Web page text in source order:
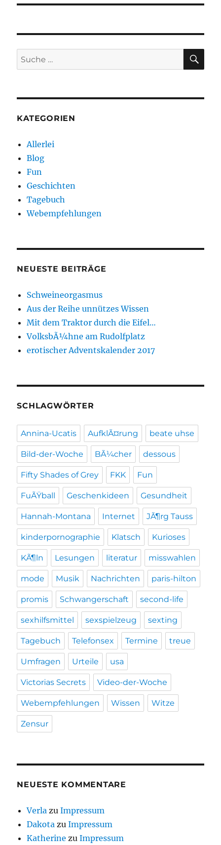
Suche
nach:
KATEGORIEN
Allerlei
Blog
Fun
Geschichten
Tagebuch
Webempfehlungen
NEUESTE BEITRÄGE
Schweineorgasmus
Aus der Reihe unnützes Wissen
Mit dem Traktor durch die Eifel…
VolksbÃ¼hne am Rudolfplatz
erotischer Adventskalender 2017
SCHLAGWÖRTER
Annina-Ucatis AufklÃ¤rung beate uhse
Bild-der-Woche BÃ¼cher dessous
Fifty Shades of Grey FKK Fun
FuÃŸball Geschenkideen Gesundheit
Hannah-Montana Internet JÃ¶rg Tauss
kinderpornographie Klatsch Kurioses
KÃ¶ln Lesungen literatur misswahlen
mode Musik Nachrichten paris-hilton
promis Schwangerschaft second-life
sexhilfsmittel sexspielzeug sexting
Tagebuch Telefonsex Termine treue
Umfragen Urteile usa
Victorias Secrets Video-der-Woche
Webempfehlungen Wissen Witze
Zensur
NEUESTE KOMMENTARE
Verla zuImpressum
Dakota zuImpressum
Katherine zuImpressum